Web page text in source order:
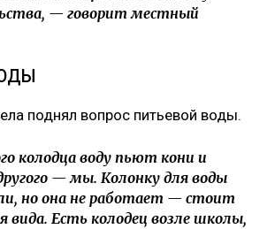
— говорит местный
поднял вопрос питьевой воды.
колодца воду пьют кони и
— мы. Колонку для воды
но она не работает — стоит
вида. Есть колодец возле школы,